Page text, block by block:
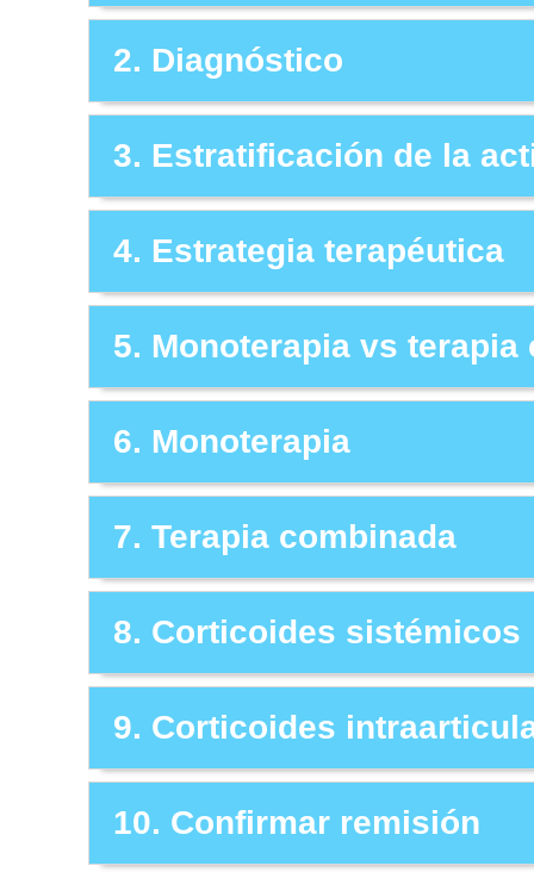
2. Diagnóstico
3. Estratificación de la
4. Estrategia terapéutica
5. Monoterapia vs terapia
6. Monoterapia
7. Terapia combinada
8. Corticoides sistémicos
9. Corticoides
10. Confirmar remisión